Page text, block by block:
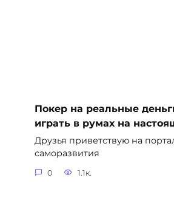
Покер на реальные
играть в румах на
Друзья приветствую на
саморазвития
0 1.1к.